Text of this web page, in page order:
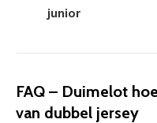
junior
FAQ – Duimelot
van dubbel jersey